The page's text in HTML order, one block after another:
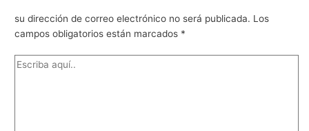
su dirección de correo electrónico no será publicada. Los
campos obligatorios están marcados *